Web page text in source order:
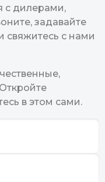
с дилерами,
задавайте
свяжитесь с нами
в этом сами.